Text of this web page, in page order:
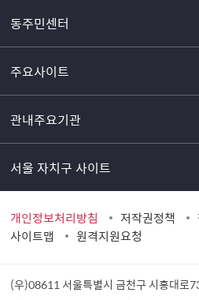
동주민센터
주요사이트
관내주요기관
서울 자치구 사이트
개인정보처리방침 저작권정책
사이트맵
원격지원요청
(우)08611 서울특별시 금천구 시흥대로